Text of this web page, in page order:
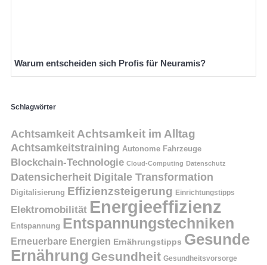
Warum entscheiden sich Profis für Neuramis?
Schlagwörter
Achtsamkeit Achtsamkeit im Alltag
Achtsamkeitstraining Autonome Fahrzeuge
Blockchain-Technologie Cloud-Computing Datenschutz
Datensicherheit Digitale Transformation
Digitalisierung Effizienzsteigerung Einrichtungstipps
Elektromobilität Energieeffizienz
Entspannung Entspannungstechniken
Erneuerbare Energien Ernährungstipps Gesunde
Ernährung Gesundheit Gesundheitsvorsorge